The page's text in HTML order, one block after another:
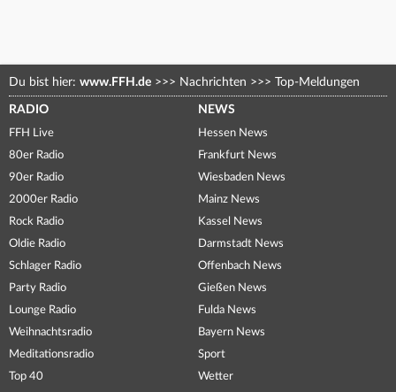
Du bist hier: www.FFH.de >>> Nachrichten >>> Top-Meldungen
RADIO
FFH Live
80er Radio
90er Radio
2000er Radio
Rock Radio
Oldie Radio
Schlager Radio
Party Radio
Lounge Radio
Weihnachtsradio
Meditationsradio
Top 40
NEWS
Hessen News
Frankfurt News
Wiesbaden News
Mainz News
Kassel News
Darmstadt News
Offenbach News
Gießen News
Fulda News
Bayern News
Sport
Wetter